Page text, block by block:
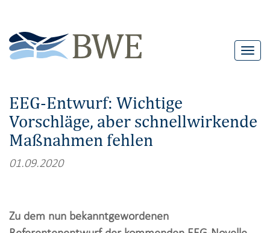
T
EEG-Entwurf: Wichtige
Vorschläge, aber schnellwirkende
Maßnahmen fehlen
01.09.2020
Zu dem nun bekanntgewordenen